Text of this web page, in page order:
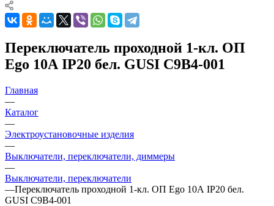
Переключатель проходной 1-кл. ОП
Ego 10А IP20 бел. GUSI С9В4-001
Главная
—
Каталог
—
Электроустановочные изделия
—
Выключатели, переключатели, диммеры
—
Выключатели, переключатели
—Переключатель проходной 1-кл. ОП Ego 10А IP20 бел.
GUSI С9В4-001